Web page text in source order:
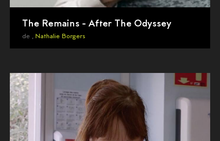
The Remains - After The Odyssey
de , Nathalie Borgers